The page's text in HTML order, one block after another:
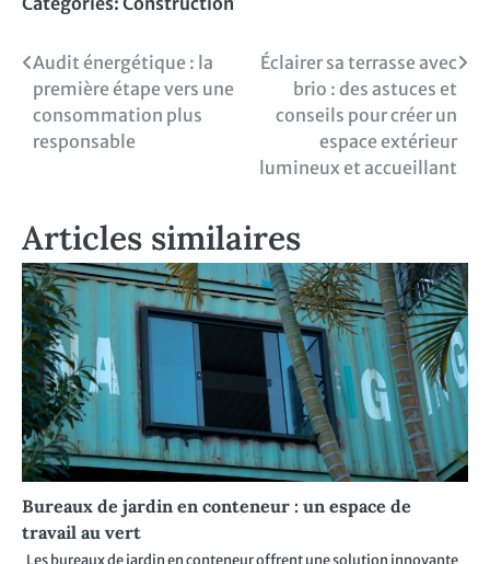
Navigation
de
l’article
Audit énergétique : la
première étape vers une
consommation plus
responsable
Éclairer sa terrasse avec
brio : des astuces et
conseils pour créer un
espace extérieur
lumineux et accueillant
Articles similaires
Bureaux de jardin en conteneur : un espace de
travail au vert
Les bureaux de jardin en conteneur offrent une solution innovante